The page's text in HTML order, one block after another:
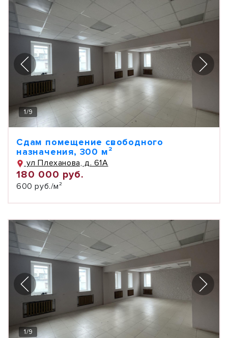
1/9
Сдам помещение свободного
назначения, 300 м²
ул Плеханова, д. 61А
180 000 руб.
600 руб./м²
1/9